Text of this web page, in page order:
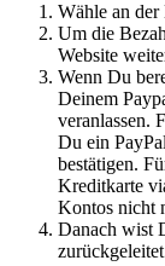
Wähle an der
Um die
Website
Wenn Du
Deinem
veranlassen.
Du ein
bestätigen.
Kreditkarte
Kontos nicht
Danach wist